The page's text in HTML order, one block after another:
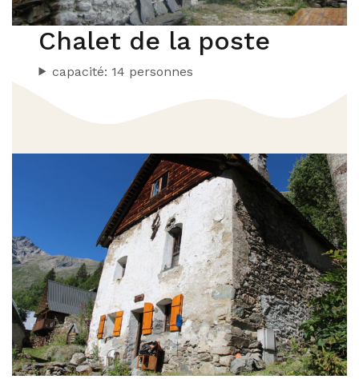
Chalet de la poste
capacité: 14 personnes